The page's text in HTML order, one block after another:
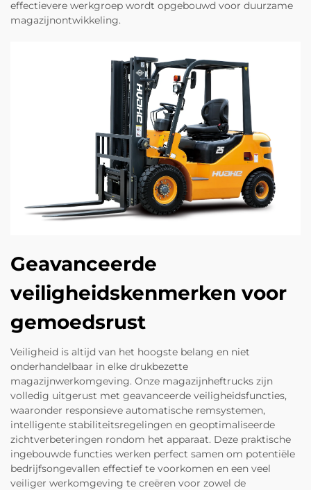
effectievere werkgroep wordt opgebouwd voor duurzame
magazijnontwikkeling.
Geavanceerde
veiligheidskenmerken voor
gemoedsrust
Veiligheid is altijd van het hoogste belang en niet
onderhandelbaar in elke drukbezette
magazijnwerkomgeving. Onze magazijnheftrucks zijn
volledig uitgerust met geavanceerde veiligheidsfuncties,
waaronder responsieve automatische remsystemen,
intelligente stabiliteitsregelingen en geoptimaliseerde
zichtverbeteringen rondom het apparaat. Deze praktische
ingebouwde functies werken perfect samen om potentiële
bedrijfsongevallen effectief te voorkomen en een veel
veiliger werkomgeving te creëren voor zowel de